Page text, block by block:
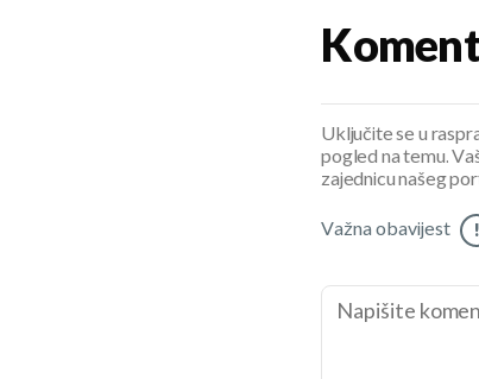
Uključite se u
pogled na temu.
zajednicu našeg
Važna obavijest !